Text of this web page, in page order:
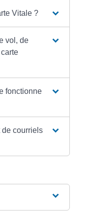
Vitale ?
vol, de
fonctionne
de courriels